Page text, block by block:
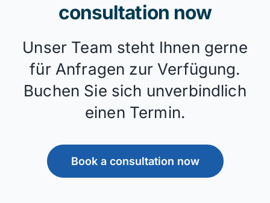
consultation now
Unser Team steht Ihnen gerne
für Anfragen zur Verfügung.
Buchen Sie sich unverbindlich
einen Termin.
Book a consultation now